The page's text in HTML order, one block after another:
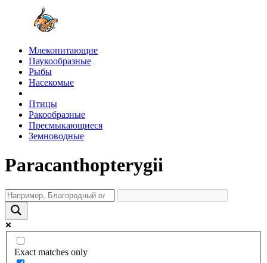
Млекопитающие
Паукообразные
Рыбы
Насекомые
Птицы
Ракообразные
Пресмыкающиеся
Земноводные
Paracanthopterygii
Exact matches only